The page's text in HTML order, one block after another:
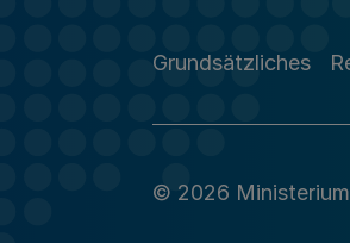
Grundsätzliches
© 2026